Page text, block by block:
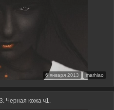
6 января 2013 marhiao
Черная кожа ч1.